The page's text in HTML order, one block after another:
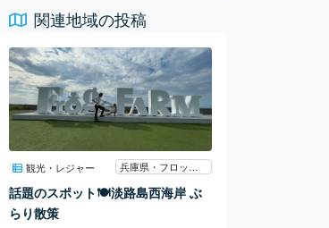
関連地域の投稿
観光・レジャー
話題のスポット🍽️淡路島西海岸 ぶ
らり散策